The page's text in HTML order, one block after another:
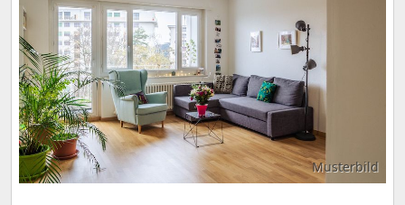
Musterbild